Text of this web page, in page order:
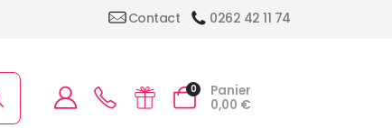
Contact 0262 42 11 74
0
Panier
0,00 €